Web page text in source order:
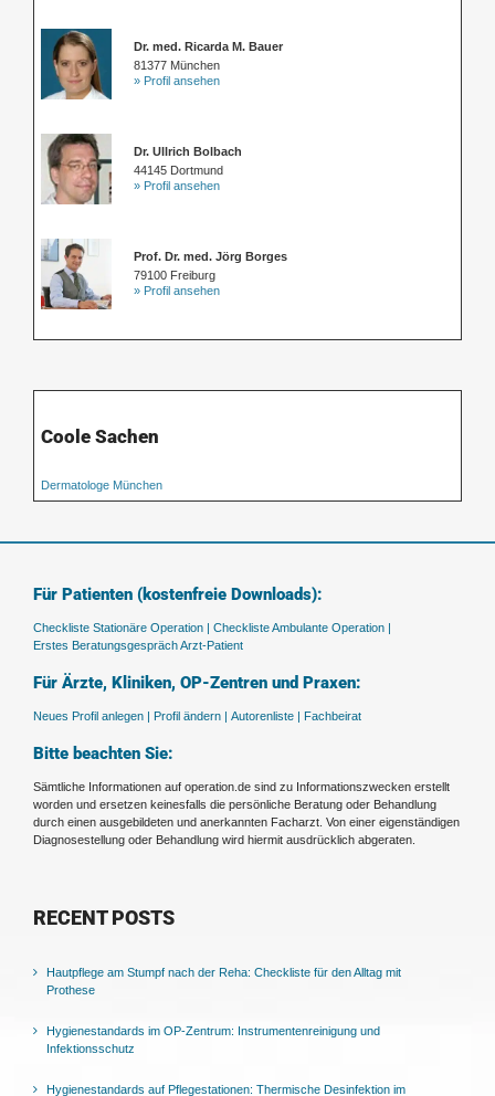
Dr. med. Ricarda M. Bauer
81377 München
» Profil ansehen
Dr. Ullrich Bolbach
44145 Dortmund
» Profil ansehen
Prof. Dr. med. Jörg Borges
79100 Freiburg
» Profil ansehen
Coole Sachen
Dermatologe München
Für Patienten (kostenfreie Downloads):
Checkliste Stationäre Operation | Checkliste Ambulante Operation |
Erstes Beratungsgespräch Arzt-Patient
Für Ärzte, Kliniken, OP-Zentren und Praxen:
Neues Profil anlegen | Profil ändern | Autorenliste | Fachbeirat
Bitte beachten Sie:
Sämtliche Informationen auf operation.de sind zu Informationszwecken erstellt
worden und ersetzen keinesfalls die persönliche Beratung oder Behandlung
durch einen ausgebildeten und anerkannten Facharzt. Von einer eigenständigen
Diagnosestellung oder Behandlung wird hiermit ausdrücklich abgeraten.
RECENT POSTS
Hautpflege am Stumpf nach der Reha: Checkliste für den Alltag mit
Prothese
Hygienestandards im OP-Zentrum: Instrumentenreinigung und
Infektionsschutz
Hygienestandards auf Pflegestationen: Thermische Desinfektion im